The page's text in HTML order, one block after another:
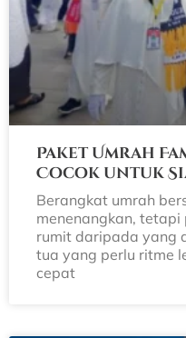
Paket Umrah
Cocok untuk
Berangkat umrah
menenangkan,
rumit daripada yang
tua yang perlu ritme
cepat